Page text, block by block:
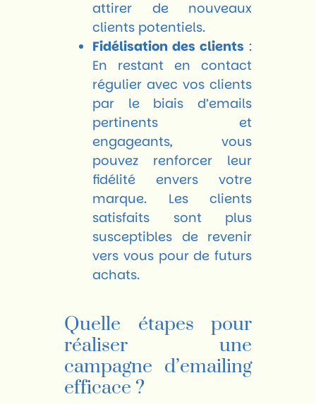
attirer de nouveaux
clients potentiels.
Fidélisation des clients :
En restant en contact
régulier avec vos clients
par le biais d’emails
pertinents et
engageants, vous
pouvez renforcer leur
fidélité envers votre
marque. Les clients
satisfaits sont plus
susceptibles de revenir
vers vous pour de futurs
achats.
Quelle étapes pour
réaliser une
campagne d’emailing
efficace ?